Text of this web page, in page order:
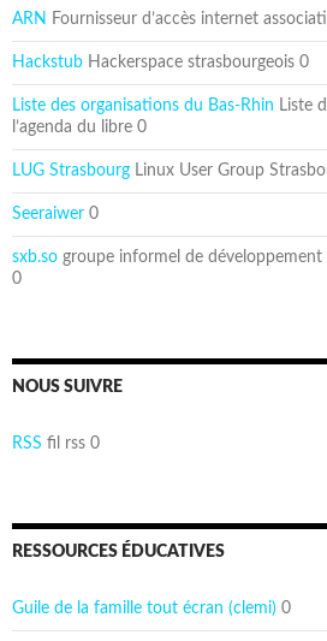
ARN Fournisseur d’accès internet
Hackstub Hackerspace strasbourgeois 0
Liste des organisations du Bas-Rhin Liste
l’agenda du libre 0
LUG Strasbourg Linux User Group
Seeraiwer 0
sxb.so groupe informel de
0
NOUS SUIVRE
RSS fil rss 0
RESSOURCES ÉDUCATIVES
Guile de la famille tout écran (clemi) 0